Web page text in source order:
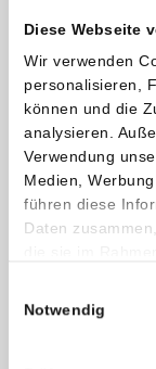
Diese Webseite
Wir verwenden
personalisieren,
können und die
analysieren.
Verwendung
Medien,
führen diese
Daten
Notwendig
Kontakt und
Fachärztin für